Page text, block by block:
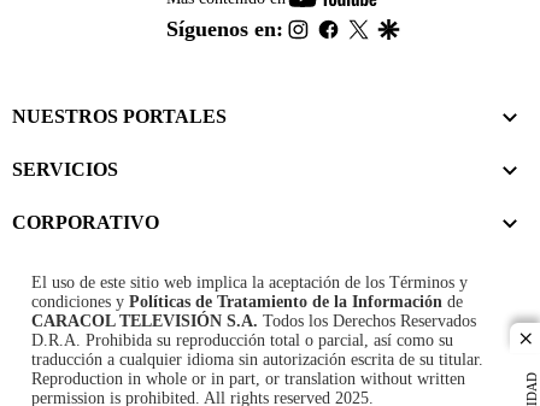
footer
Síguenos en: instagram
facebook
twitter
NUESTROS PORTALES
SERVICIOS
CORPORATIVO
El uso de este sitio web implica la aceptación de los Términos y
condiciones y Políticas de Tratamiento de la Información de
CARACOL TELEVISIÓN S.A. Todos los Derechos Reservados
D.R.A. Prohibida su reproducción total o parcial, así como su
traducción a cualquier idioma sin autorización escrita de su titular.
Reproduction in whole or in part, or translation without written
permission is prohibited. All rights reserved 2025.